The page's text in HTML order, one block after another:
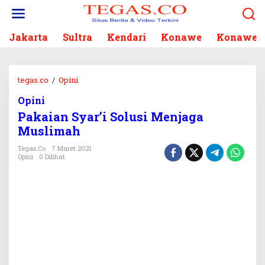
Jakarta Sultra Kendari Konawe Konawe
tegas.co / Opini
a
i
a
n
Opini
Pakaian Syar’i Solusi Menjaga
Muslimah
Tegas.co
7 Maret 2021
Opini
0 Dilihat